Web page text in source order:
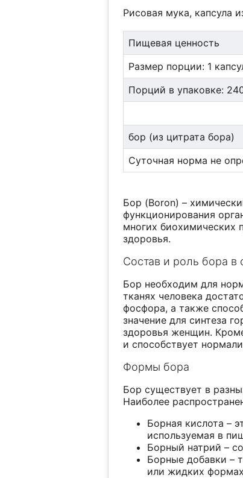
Рисовая мука, капсула
Пищевая ценность
Размер порции: 1
Порций в упаковке:
бор (из цитрата бора)
Суточная норма не
Бор (Boron) –
функционирования
многих биохимических
здоровья.
Состав и роль бора в
Бор необходим для
тканях человека
фосфора, а также
значение для синтеза
здоровья женщин.
и способствует
Формы бора
Бор существует в
Наиболее
Борная кислота –
используемая в
Борный натрий –
Борные добавки –
или жидких